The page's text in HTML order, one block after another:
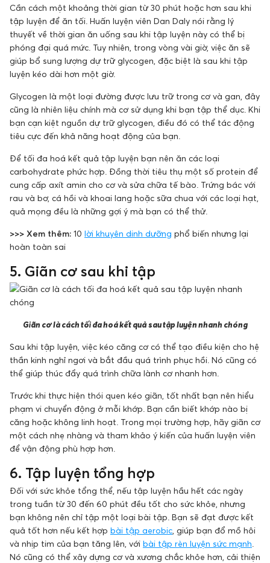
Cần cách một khoảng thời gian từ 30 phút hoặc hơn sau khi
tập luyện để ăn tối. Huấn luyện viên Dan Daly nói rằng lý
thuyết về thời gian ăn uống sau khi tập luyện này có thể bị
phóng đại quá mức. Tuy nhiên, trong vòng vài giờ, việc ăn sẽ
giúp bổ sung lượng dự trữ glycogen, đặc biệt là sau khi tập
luyện kéo dài hơn một giờ.
Glycogen là một loại đường được lưu trữ trong cơ và gan, đây
cũng là nhiên liệu chính mà cơ sử dụng khi bạn tập thể dục. Khi
bạn cạn kiệt nguồn dự trữ glycogen, điều đó có thể tác động
tiêu cực đến khả năng hoạt động của bạn.
Để tối đa hoá kết quả tập luyện bạn nên ăn các loại
carbohydrate phức hợp. Đồng thời tiêu thụ một số protein để
cung cấp axít amin cho cơ và sửa chữa tế bào. Trứng bác với
rau và bơ, cá hồi và khoai lang hoặc sữa chua với các loại hạt,
quả mọng đều là những gợi ý mà bạn có thể thử.
>>> Xem thêm: 10 lời khuyên dinh dưỡng phổ biến nhưng lại
hoàn toàn sai
5. Giãn cơ sau khi tập
Giãn cơ là cách tối đa hoá kết quả sau tập luyện nhanh chóng
Sau khi tập luyện, việc kéo căng cơ có thể tạo điều kiện cho hệ
thần kinh nghỉ ngơi và bắt đầu quá trình phục hồi. Nó cũng có
thể giúp thúc đẩy quá trình chữa lành cơ nhanh hơn.
Trước khi thực hiện thói quen kéo giãn, tốt nhất bạn nên hiểu
phạm vi chuyển động ở mỗi khớp. Bạn cần biết khớp nào bị
căng hoặc không linh hoạt. Trong mọi trường hợp, hãy giãn cơ
một cách nhẹ nhàng và tham khảo ý kiến ​​của huấn luyện viên
để vận động phù hợp hơn.
6. Tập luyện tổng hợp
Đối với sức khỏe tổng thể, nếu tập luyện hầu hết các ngày
trong tuần từ 30 đến 60 phút đều tốt cho sức khỏe, nhưng
bạn không nên chỉ tập một loại bài tập. Bạn sẽ đạt được kết
quả tốt hơn nếu kết hợp bài tập aerobic, giúp bạn đổ mồ hôi
và nhịp tim của bạn tăng lên, với bài tập rèn luyện sức mạnh.
Nó cũng có thể xây dựng cơ và xương chắc khỏe hơn, cải thiện